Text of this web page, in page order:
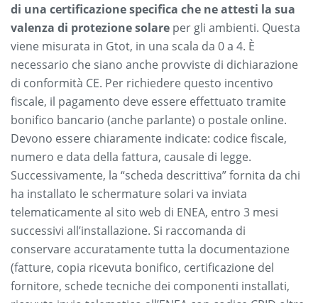
di una certificazione specifica che ne attesti la sua
valenza di protezione solare per gli ambienti. Questa
viene misurata in Gtot, in una scala da 0 a 4. È
necessario che siano anche provviste di dichiarazione
di conformità CE. Per richiedere questo incentivo
fiscale, il pagamento deve essere effettuato tramite
bonifico bancario (anche parlante) o postale online.
Devono essere chiaramente indicate: codice fiscale,
numero e data della fattura, causale di legge.
Successivamente, la “scheda descrittiva” fornita da chi
ha installato le schermature solari va inviata
telematicamente al sito web di ENEA, entro 3 mesi
successivi all’installazione. Si raccomanda di
conservare accuratamente tutta la documentazione
(fatture, copia ricevuta bonifico, certificazione del
fornitore, schede tecniche dei componenti installati,